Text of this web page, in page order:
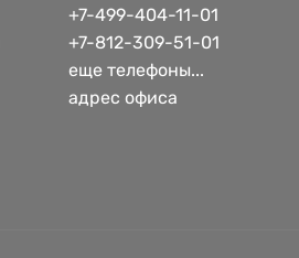
+7-499-404-11-01
+7-812-309-51-01
еще телефоны...
адрес офиса